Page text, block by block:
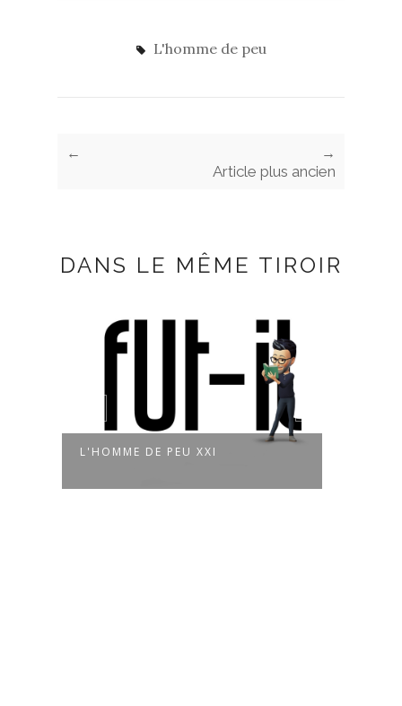
L'homme de peu
← →
Article plus ancien
DANS LE MÊME TIROIR
L'HOMME DE PEU XXI